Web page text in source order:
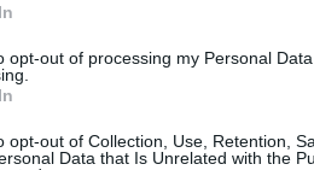
opt-out of processing my Personal
opt-out of Collection, Use, Retention,
Data that Is Unrelated with the
zbrodniach, których Rosjanie od
Kobieta zaalarmowała, że na